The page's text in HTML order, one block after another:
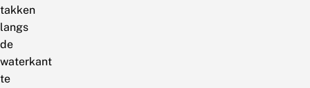
takken
langs
de
waterkant
te